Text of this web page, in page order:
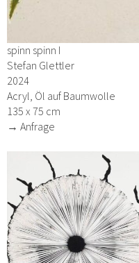
spinn spinn I
Stefan Glettler
2024
Acryl, Öl auf Baumwolle
135 x 75 cm
→ Anfrage